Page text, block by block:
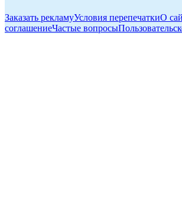
Заказать рекламуУсловия перепечаткиО
соглашениеЧастые вопросы